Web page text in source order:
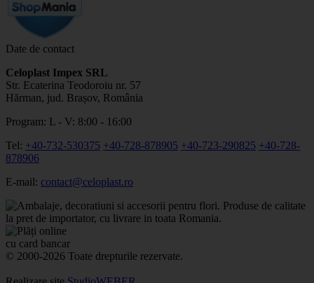
Date de contact
Celoplast Impex SRL
Str. Ecaterina Teodoroiu nr. 57
Hărman, jud. Brașov, România
Program: L - V: 8:00 - 16:00
Tel: +40-732-530375 +40-728-878905 +40-723-290825 +40-728-
878906
E-mail: contact@celoplast.ro
© 2000-2026 Toate drepturile rezervate.